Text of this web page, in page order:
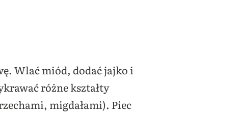
Wlać miód, dodać jajko i
różne kształty
migdałami). Piec